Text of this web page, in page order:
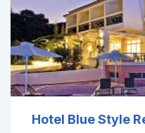
Hotel Blue Style